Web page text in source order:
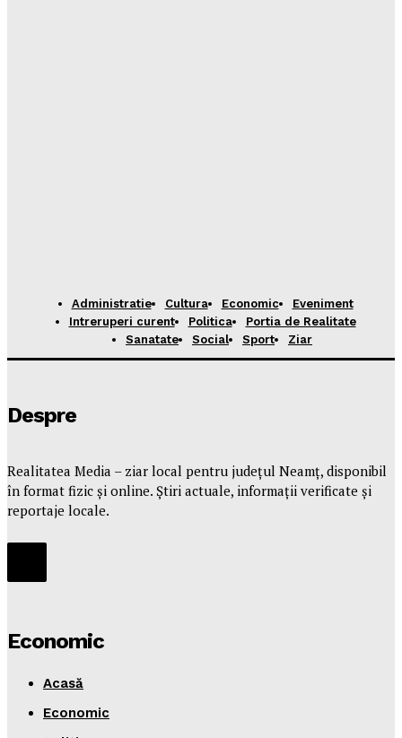
Administratie Cultura Economic
Eveniment
Intreruperi curent
Politica
Portia de Realitate
Sanatate
Social Sport Ziar
Despre
Realitatea Media – ziar local pentru județul Neamț, disponibil
în format fizic și online. Știri actuale, informații verificate și
reportaje locale.
Economic
Acasă
Economic